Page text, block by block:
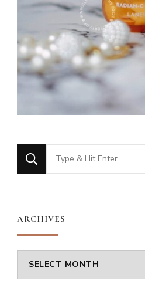
Looking
for
ARCHIVES
Archives